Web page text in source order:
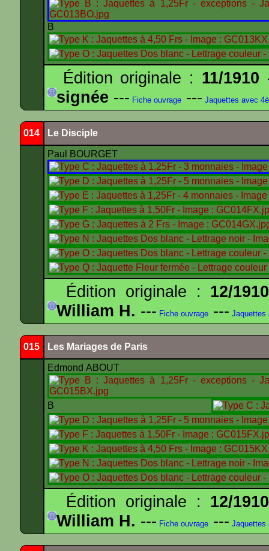
B
Édition originale : 11/1910
signée --- Fiche ouvrage --- Jaquettes avec
014 Le Disciple
Paul BOURGET
Édition originale : 12/1910
William H. --- Fiche ouvrage --- Jaquettes
015 Les Mariages de Paris
Edmond ABOUT
B
Édition originale : 12/1910
William H. --- Fiche ouvrage --- Jaquettes